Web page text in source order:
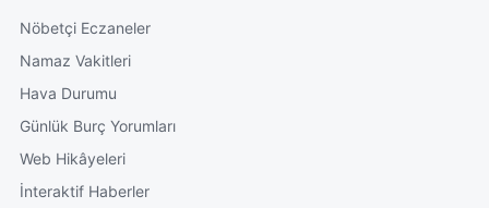
Nöbetçi Eczaneler
Namaz Vakitleri
Hava Durumu
Günlük Burç Yorumları
Web Hikâyeleri
İnteraktif Haberler